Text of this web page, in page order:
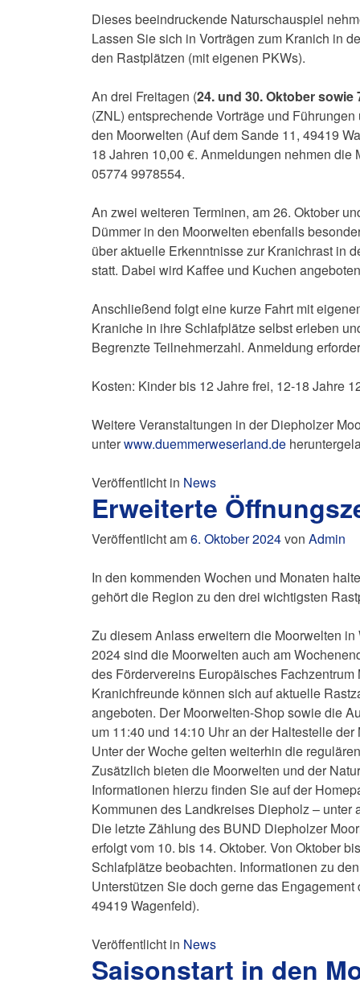
Dieses beeindruckende Naturschauspiel
Lassen Sie sich in Vorträgen zum Kranich in
den Rastplätzen (mit eigenen PKWs).
An drei Freitagen (24. und 30. Oktober sowie
(ZNL) entsprechende Vorträge und
den Moorwelten (Auf dem Sande 11, 49419
18 Jahren 10,00 €. Anmeldungen nehmen
05774 9978554.
An zwei weiteren Terminen, am 26. Oktober
Dümmer in den Moorwelten ebenfalls
über aktuelle Erkenntnisse zur Kranichrast in
statt. Dabei wird Kaffee und Kuchen
Anschließend folgt eine kurze Fahrt mit
Kraniche in ihre Schlafplätze selbst erleben
Begrenzte Teilnehmerzahl. Anmeldung
Kosten: Kinder bis 12 Jahre frei, 12-18 Jahre
Weitere Veranstaltungen in der Diepholzer
unterwww.duemmerweserland.de
Veröffentlicht in News
Erweiterte
Veröffentlicht am6. Oktober 2024von Admin
In den kommenden Wochen und Monaten
gehört die Region zu den drei wichtigsten
Zu diesem Anlass erweitern die Moorwelten
2024 sind die Moorwelten auch am
des Fördervereins Europäisches Fachzentrum
Kranichfreunde können sich auf aktuelle
angeboten. Der Moorwelten-Shop sowie die
um 11:40 und 14:10 Uhr an der Haltestelle
Unter der Woche gelten weiterhin die
Zusätzlich bieten die Moorwelten und der
Informationen hierzu finden Sie auf der
Kommunen des Landkreises Diepholz – unter
Die letzte Zählung des BUND Diepholzer
erfolgt vom 10. bis 14. Oktober. Von Oktober
Schlafplätze beobachten. Informationen zu
Unterstützen Sie doch gerne das
49419 Wagenfeld).
Veröffentlicht in News
Saisonstart in den